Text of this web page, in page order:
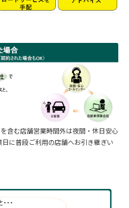
含む店舗営業時間外は夜間・休日安心
に普段ご利用の店舗へお引き継ぎい